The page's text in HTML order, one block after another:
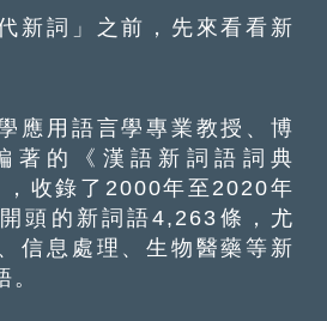
詞」之前，先來看看新
用語言學專業教授、博
著的《漢語新詞語詞典
收錄了2000年至2020年
頭的新詞語4,263條，尤
信息處理、生物醫藥等新